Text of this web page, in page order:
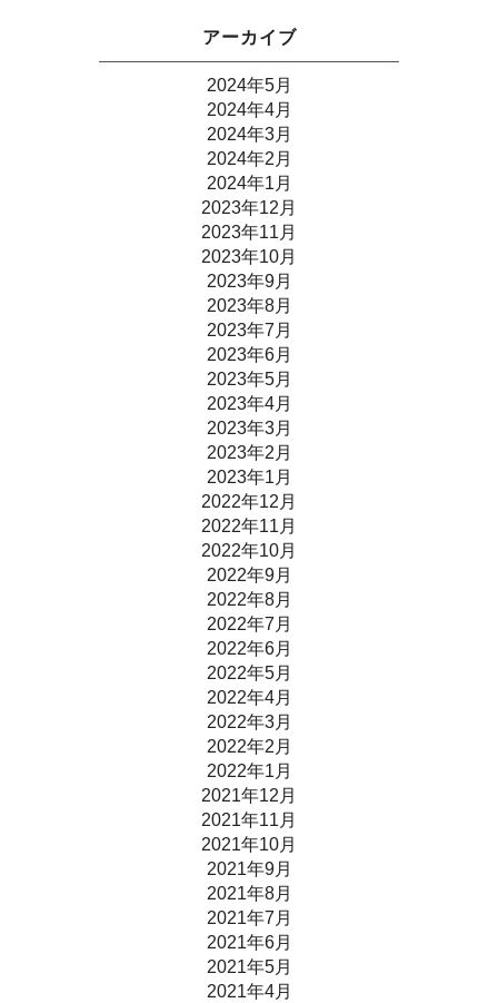
アーカイブ
2024年5月
2024年4月
2024年3月
2024年2月
2024年1月
2023年12月
2023年11月
2023年10月
2023年9月
2023年8月
2023年7月
2023年6月
2023年5月
2023年4月
2023年3月
2023年2月
2023年1月
2022年12月
2022年11月
2022年10月
2022年9月
2022年8月
2022年7月
2022年6月
2022年5月
2022年4月
2022年3月
2022年2月
2022年1月
2021年12月
2021年11月
2021年10月
2021年9月
2021年8月
2021年7月
2021年6月
2021年5月
2021年4月